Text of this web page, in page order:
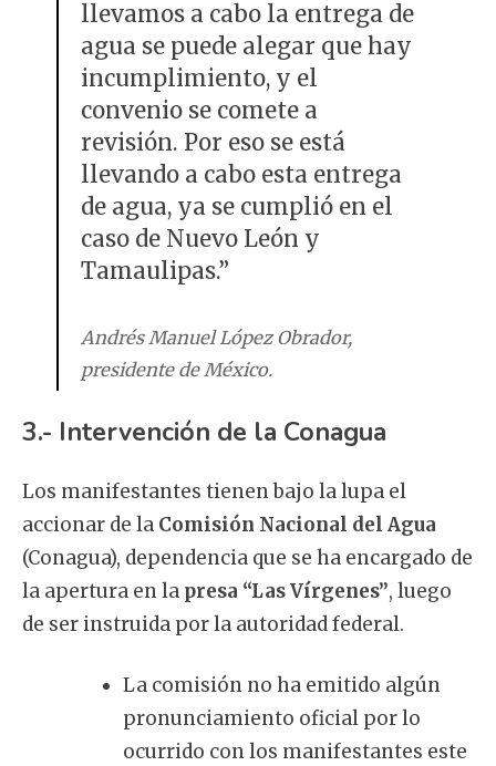
llevamos a cabo la entrega de
agua se puede alegar que hay
incumplimiento, y el
convenio se comete a
revisión. Por eso se está
llevando a cabo esta entrega
de agua, ya se cumplió en el
caso de Nuevo León y
Tamaulipas.”
Andrés Manuel López Obrador,
presidente de México.
3.- Intervención de la Conagua
Los manifestantes tienen bajo la lupa el
accionar de la Comisión Nacional del Agua
(Conagua), dependencia que se ha encargado de
la apertura en la presa “Las Vírgenes”, luego
de ser instruida por la autoridad federal.
La comisión no ha emitido algún
pronunciamiento oficial por lo
ocurrido con los manifestantes este